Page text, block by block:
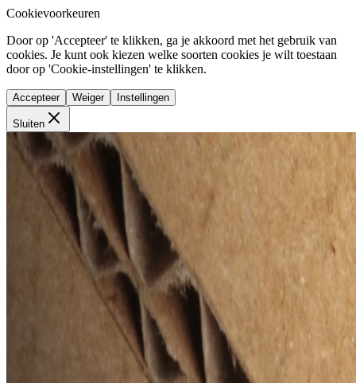
Cookievoorkeuren
Door op 'Accepteer' te klikken, ga je akkoord met het gebruik van
cookies. Je kunt ook kiezen welke soorten cookies je wilt toestaan
door op 'Cookie-instellingen' te klikken.
Accepteer Weiger Instellingen
Sluiten